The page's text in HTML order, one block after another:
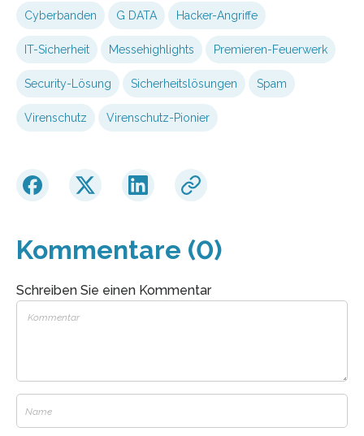
Cyberbanden G DATA Hacker-Angriffe
IT-Sicherheit Messehighlights Premieren-Feuerwerk
Security-Lösung Sicherheitslösungen Spam
Virenschutz Virenschutz-Pionier
Kommentare (0)
Schreiben Sie einen Kommentar